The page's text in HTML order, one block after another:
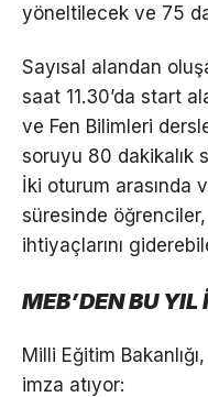
yöneltilecek ve 75
Sayısal alandan
saat 11.30’da start
ve Fen Bilimleri
soruyu 80 dakikalık
İki oturum arasında
süresinde
ihtiyaçlarını
MEB’DEN BU YIL
Milli Eğitim
imza atıyor: